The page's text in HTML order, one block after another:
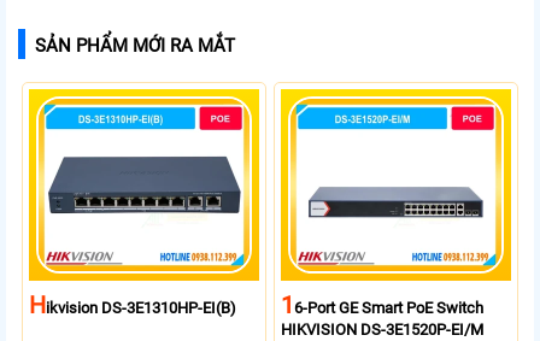
SẢN PHẨM MỚI RA MẮT
HIkvision DS-3E1310HP-EI(B) 16-Port GE Smart PoE Switch
HIKVISION DS-3E1520P-EI/M